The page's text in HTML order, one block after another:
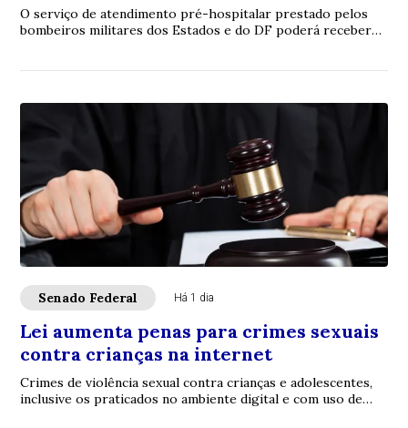
O serviço de atendimento pré-hospitalar prestado pelos
bombeiros militares dos Estados e do DF poderá receber
Senado Federal Há 1 dia
Lei aumenta penas para crimes sexuais
contra crianças na internet
Crimes de violência sexual contra crianças e adolescentes,
inclusive os praticados no ambiente digital e com uso de